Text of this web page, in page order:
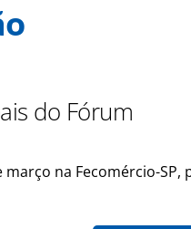
do Fórum
na Fecomércio-SP,